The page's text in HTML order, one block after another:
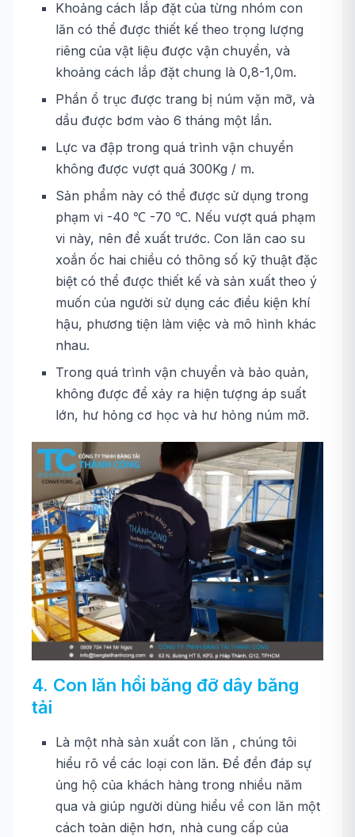
Khoảng cách lắp đặt của từng nhóm con
lăn có thể được thiết kế theo trọng lượng
riêng của vật liệu được vận chuyển, và
khoảng cách lắp đặt chung là 0,8-1,0m.
Phần ổ trục được trang bị núm vặn mỡ, và
dầu được bơm vào 6 tháng một lần.
Lực va đập trong quá trình vận chuyển
không được vượt quá 300Kg / m.
Sản phẩm này có thể được sử dụng trong
phạm vi -40 ℃ -70 ℃. Nếu vượt quá phạm
vi này, nên đề xuất trước. Con lăn cao su
xoắn ốc hai chiều có thông số kỹ thuật đặc
biệt có thể được thiết kế và sản xuất theo ý
muốn của người sử dụng các điều kiện khí
hậu, phương tiện làm việc và mô hình khác
nhau.
Trong quá trình vận chuyển và bảo quản,
không được để xảy ra hiện tượng áp suất
lớn, hư hỏng cơ học và hư hỏng núm mỡ.
4. Con lăn hồi băng đỡ dây băng
tải
Là một nhà sản xuất con lăn , chúng tôi
hiểu rõ về các loại con lăn. Để đền đáp sự
ủng hộ của khách hàng trong nhiều năm
qua và giúp người dùng hiểu về con lăn một
cách toàn diện hơn, nhà cung cấp của